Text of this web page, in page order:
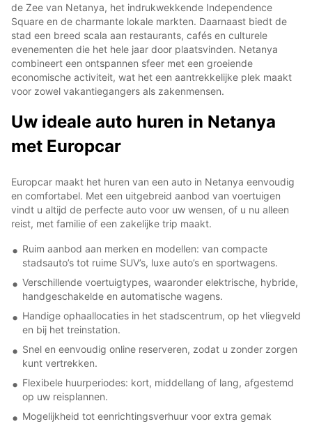
de Zee van Netanya, het indrukwekkende Independence
Square en de charmante lokale markten. Daarnaast biedt de
stad een breed scala aan restaurants, cafés en culturele
evenementen die het hele jaar door plaatsvinden. Netanya
combineert een ontspannen sfeer met een groeiende
economische activiteit, wat het een aantrekkelijke plek maakt
voor zowel vakantiegangers als zakenmensen.
Uw ideale auto huren in Netanya
met Europcar
Europcar maakt het huren van een auto in Netanya eenvoudig
en comfortabel. Met een uitgebreid aanbod van voertuigen
vindt u altijd de perfecte auto voor uw wensen, of u nu alleen
reist, met familie of een zakelijke trip maakt.
Ruim aanbod aan merken en modellen: van compacte
stadsauto’s tot ruime SUV’s, luxe auto’s en sportwagens.
Verschillende voertuigtypes, waaronder elektrische, hybride,
handgeschakelde en automatische wagens.
Handige ophaallocaties in het stadscentrum, op het vliegveld
en bij het treinstation.
Snel en eenvoudig online reserveren, zodat u zonder zorgen
kunt vertrekken.
Flexibele huurperiodes: kort, middellang of lang, afgestemd
op uw reisplannen.
Mogelijkheid tot eenrichtingsverhuur voor extra gemak